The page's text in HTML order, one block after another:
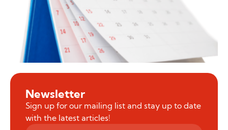
Newsletter
Sign up for our mailing list and stay up to date
with the latest articles!